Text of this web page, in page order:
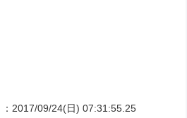
：2017/09/24(日) 07:31:55.25